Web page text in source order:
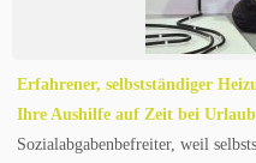
Erfahrener, selbstständiger
Ihre Aushilfe auf Zeit bei
Sozialabgabenbefreiter, weil